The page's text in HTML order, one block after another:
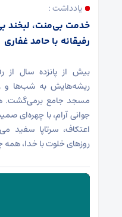
یادداشت :
خدمت بی‌منت، لبخند
رفیقانه با حامد غفاری
بیش از پانزده سال از
ریشه‌هایش به شب‌ها و
مسجد جامع برمی‌گشت.
جوانی آرام، با چهره‌ای
اعتکاف، سرتاپا سفید
روزهای خلوت با خدا،